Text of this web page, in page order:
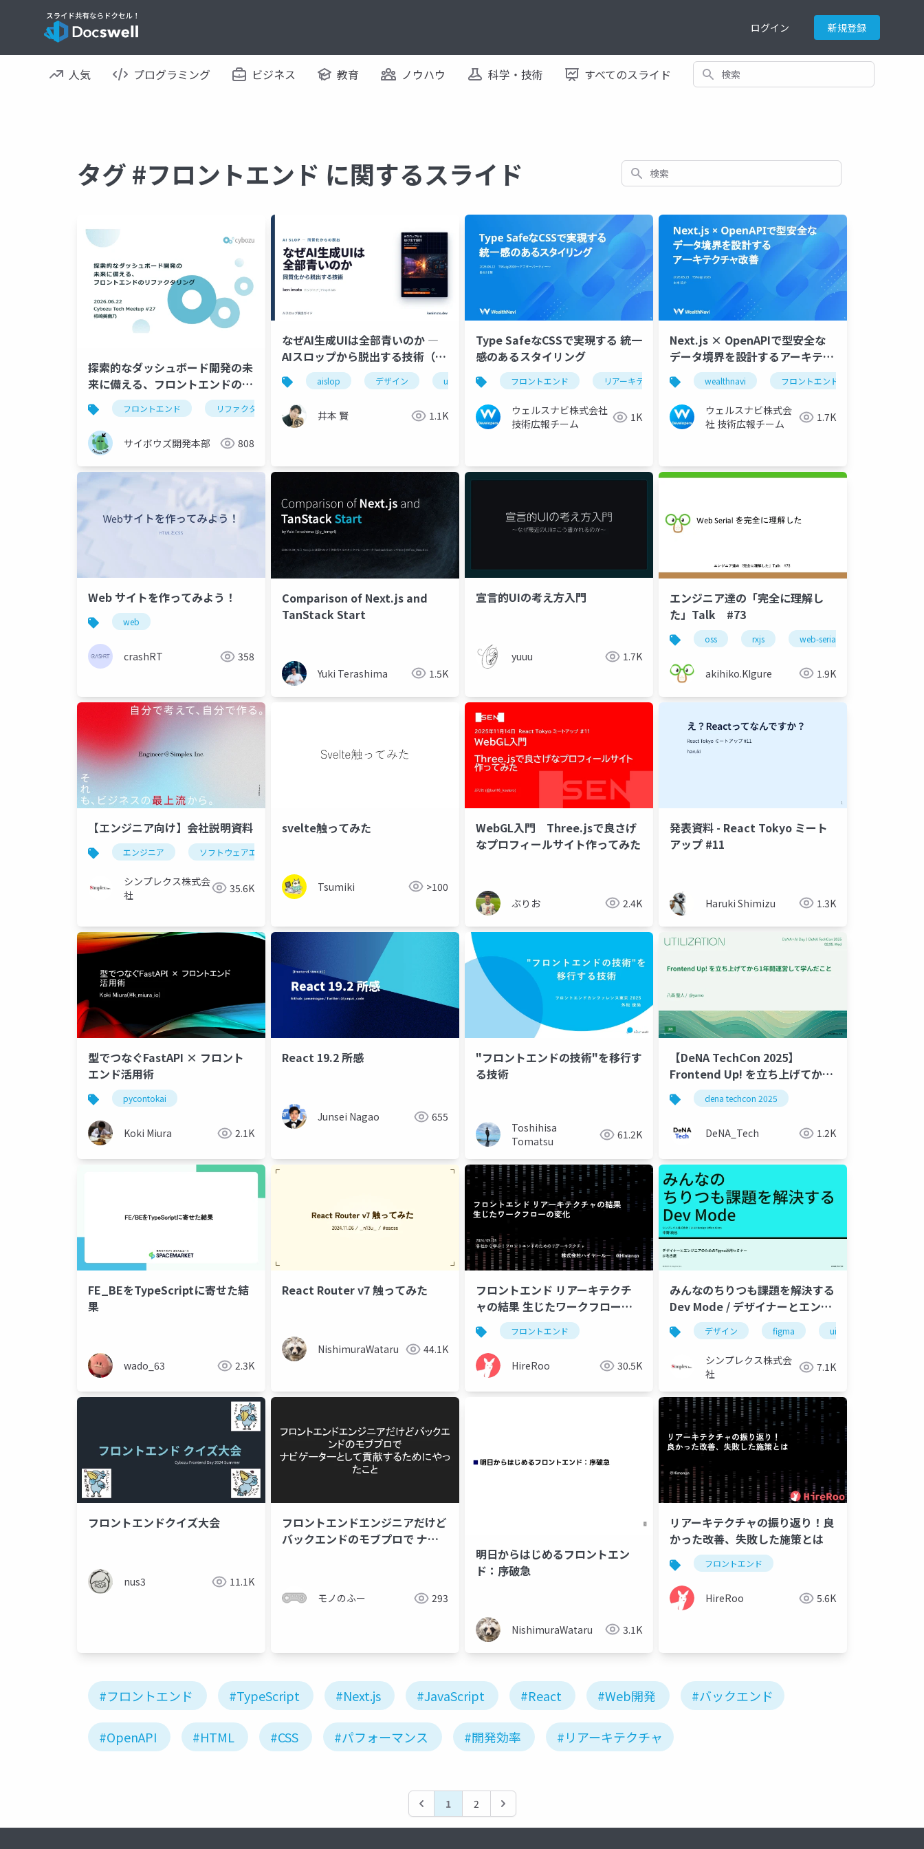
ログイン 新規登録
人気 プログラミング ビジネス 教育 ノウハウ 科学・技術 すべてのスライド 検索
タグ #フロントエンド に関するスライド 検索
探索的なダッシュボード開発の未
来に備える、フロントエンドのリ
ファクタリング
フロントエンド リファクタリング kintone
サイボウズ開発本部 808
なぜAI生成UIは全部青いのか ―
AIスロップから脱出する技術（入
門）
aislop デザイン ui フロントエンド llm
井本 賢 1.1K
Type SafeなCSSで実現する 統一
感のあるスタイリング
フロントエンド リアーキテクチャ
ウェルスナビ株式会社
技術広報チーム
1K
Next.js × OpenAPIで型安全な
データ境界を設計するアーキテク
チャ改善wealthnavi フロントエンド
ウェルスナビ株式会
社 技術広報チーム
1.7K
Web サイトを作ってみよう！
web
crashRT 358
Comparison of Next.js and
TanStack Start
Yuki Terashima 1.5K
宣言的UIの考え方入門
yuuu 1.7K
エンジニア達の「完全に理解し
た」Talk #73
oss rxjs web-serial
akihiko.KIgure 1.9K
【エンジニア向け】会社説明資料
エンジニア ソフトウェアエンジニア インフラ sre データサイエンティスト
シンプレクス株式会
社
35.6K
svelte触ってみた
Tsumiki >100
WebGL入門 Three.jsで良さげ
なプロフィールサイト作ってみた
ぶりお 2.4K
発表資料 - React Tokyo ミート
アップ #11
Haruki Shimizu 1.3K
型でつなぐFastAPI × フロント
エンド活用術
pycontokai
Koki Miura 2.1K
React 19.2 所感
Junsei Nagao 655
"フロントエンドの技術"を移行す
る技術
Toshihisa
Tomatsu
61.2K
【DeNA TechCon 2025】
Frontend Up! を立ち上げてから
1年間運営して学んだこと
dena techcon 2025
DeNA_Tech 1.2K
FE_BEをTypeScriptに寄せた結
果
wado_63 2.3K
React Router v7 触ってみた
NishimuraWataru 44.1K
フロントエンド リアーキテクチ
ャの結果 生じたワークフローの
変化
フロントエンド
HireRoo 30.5K
みんなのちりつも課題を解決する
Dev Mode / デザイナーとエンジ
ニアのためのFigma活用セミナー
デザイン figma uiux
シンプレクス株式会
社
7.1K
フロントエンドクイズ大会
nus3 11.1K
フロントエンドエンジニアだけど
バックエンドのモブプロで ナビ
モノのふー 293
明日からはじめるフロントエン
ド：序破急
NishimuraWataru 3.1K
リアーキテクチャの振り返り！良
かった改善、失敗した施策とは
フロントエンド
HireRoo 5.6K
#フロントエンド #TypeScript #Next.js #JavaScript #React #Web開発 #バックエンド
#OpenAPI #HTML #CSS #パフォーマンス #開発効率 #リアーキテクチャ
1 2